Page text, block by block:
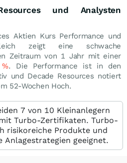
und Analysten
Aktien Kurs Performance und
zeigt eine schwache
Zeitraum von 1 Jahr mit einer
%. Die Performance ist in den
und Decade Resources notiert
52-Wochen Hoch.
7 von 10 Kleinanlegern
Turbo-Zertifikaten. Turbo-
risikoreiche Produkte und
geeignet.